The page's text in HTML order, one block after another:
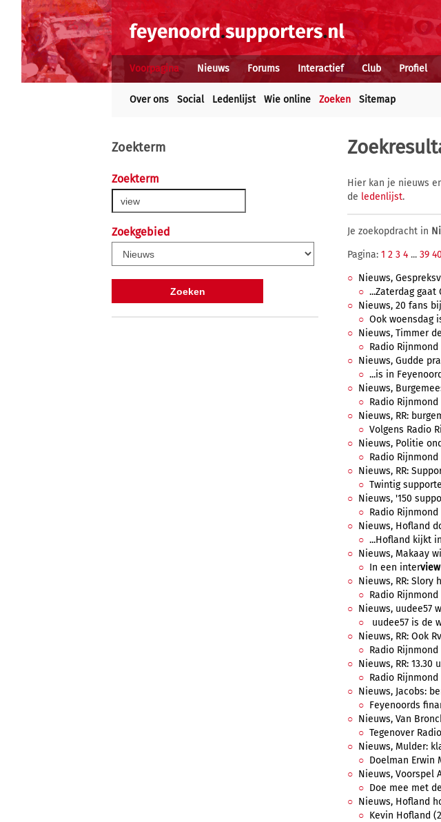
Voorpagina Nieuws Forums Interactief Club Profiel
Over ons Social Ledenlijst Wie online Zoeken Sitemap
Zoekterm
Zoekterm
Zoekgebied
Hier kan je nieuws
de ledenlijst.
Je zoekopdracht in
Pagina: 1 2 3 4 ... 39 40
Nieuws,
...Zaterdag
Nieuws, 20 fans
Ook woensdag
Nieuws, Timmer
Radio
Nieuws, Gudde
...is in
Nieuws,
Radio
Nieuws, RR:
Volgens Radio
Nieuws, Politie
Radio
Nieuws, RR:
Twintig
Nieuws, '150
Radio
Nieuws, Hofland
...Hofland kijkt
Nieuws, Makaay
In een interview
Nieuws, RR: Slory
Radio
Nieuws, uudee57
uudee57 is de
Nieuws, RR: Ook
Radio
Nieuws, RR:
Radio
Nieuws, Jacobs:
Feyenoords
Nieuws, Van
Tegenover
Nieuws, Mulder:
Doelman Erwin
Nieuws, Voorspel
Doe mee met
Nieuws, Hofland
Kevin Hofland